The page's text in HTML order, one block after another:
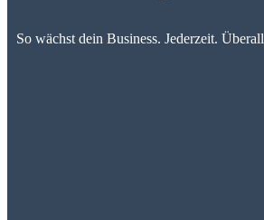
So wächst dein Business. Jederzeit. Überall